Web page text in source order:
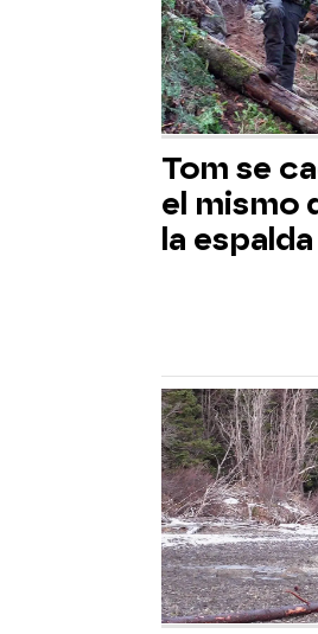
Tom se
el mismo
la espalda